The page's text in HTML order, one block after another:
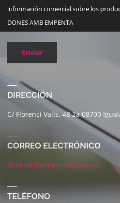
información comercial sobre los
DONES AMB EMPENTA
Enviar
DIRECCIÓN
C/ Florenci Valls, 48 2a 08700
CORREO ELECTRÓNICO
donesambempenta@dae.cat
TELÉFONO